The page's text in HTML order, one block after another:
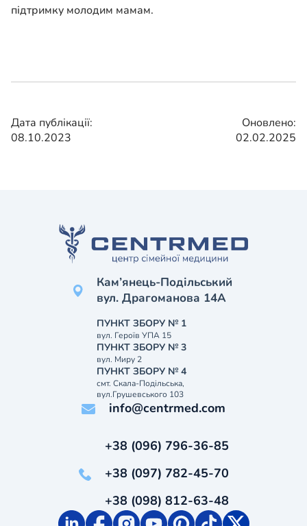
підтримку молодим мамам.
Дата публікації:
08.10.2023
Оновлено:
02.02.2025
Кам’янець-Подільський
вул. Драгоманова 14А
ПУНКТ ЗБОРУ № 1
вул. Героїв УПА 15
ПУНКТ ЗБОРУ № 3
вул. Миру 2
ПУНКТ ЗБОРУ № 4
смт. Скала-Подільська,
вул.Грушевського 103
info@centrmed.com
+38 (096) 796-36-85
+38 (097) 782-45-70
+38 (098) 812-63-48